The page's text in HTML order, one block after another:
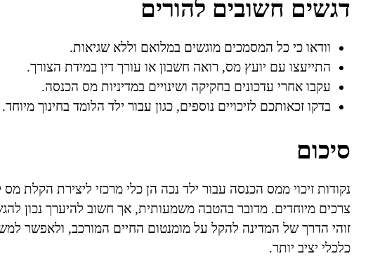
דגשים חשובים להורים
וודאו כי כל המסמכים מוגשים במלואם וללא שגיאות.
התייעצו עם יועץ מס, רואה חשבון או עורך דין במידת הצורך.
עקבו אחרי עדכונים בחקיקה ושינויים במדיניות מס הכנסה.
בדקו זכאותכם לזיכויים נוספים, כגון עבור ילד הלומד בחינוך מיוחד.
סיכום
נקודות זיכוי ממס הכנסה עבור ילד נכה הן כלי מרכזי ליצירת הקלת
צרכים מיוחדים. מדובר בהטבה משמעותית, אך חשוב להיערך נכון
זוהי הדרך של המדינה להקל על מומנטום החיים המורכב, ולאפשר
כלכלי יציב יותר.